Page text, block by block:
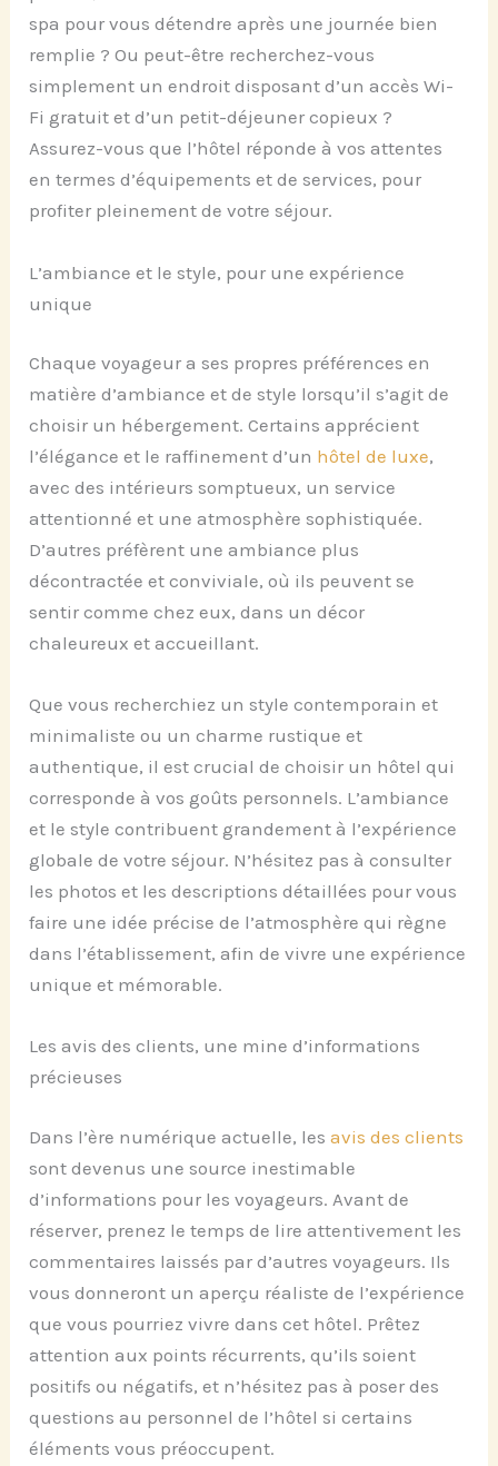
spa pour vous détendre après une journée bien
remplie ? Ou peut-être recherchez-vous
simplement un endroit disposant d’un accès Wi-
Fi gratuit et d’un petit-déjeuner copieux ?
Assurez-vous que l’hôtel réponde à vos attentes
en termes d’équipements et de services, pour
profiter pleinement de votre séjour.
L’ambiance et le style, pour une expérience
unique
Chaque voyageur a ses propres préférences en
matière d’ambiance et de style lorsqu’il s’agit de
choisir un hébergement. Certains apprécient
l’élégance et le raffinement d’un hôtel de luxe,
avec des intérieurs somptueux, un service
attentionné et une atmosphère sophistiquée.
D’autres préfèrent une ambiance plus
décontractée et conviviale, où ils peuvent se
sentir comme chez eux, dans un décor
chaleureux et accueillant.
Que vous recherchiez un style contemporain et
minimaliste ou un charme rustique et
authentique, il est crucial de choisir un hôtel qui
corresponde à vos goûts personnels. L’ambiance
et le style contribuent grandement à l’expérience
globale de votre séjour. N’hésitez pas à consulter
les photos et les descriptions détaillées pour vous
faire une idée précise de l’atmosphère qui règne
dans l’établissement, afin de vivre une expérience
unique et mémorable.
Les avis des clients, une mine d’informations
précieuses
Dans l’ère numérique actuelle, lesavis des clients
sont devenus une source inestimable
d’informations pour les voyageurs. Avant de
réserver, prenez le temps de lire attentivement les
commentaires laissés par d’autres voyageurs. Ils
vous donneront un aperçu réaliste de l’expérience
que vous pourriez vivre dans cet hôtel. Prêtez
attention aux points récurrents, qu’ils soient
positifs ou négatifs, et n’hésitez pas à poser des
questions au personnel de l’hôtel si certains
éléments vous préoccupent.